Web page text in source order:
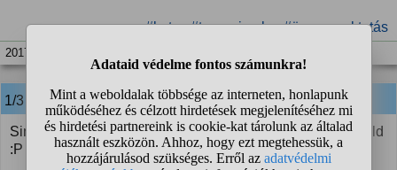
#kutya #tengerimalac #összeszoktatás
2017. aug. 31. 10:26
1/3 anonim válasza:
Sima ügy. A kisvizsla mindig eléd fogja lerakni, hogy dobáld
:P